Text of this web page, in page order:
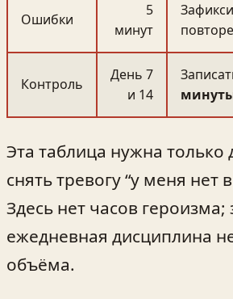
Ошибки
5
минут
Контроль
День 7
и 14
Эта таблица нужна только
снять тревогу “у меня нет
Здесь нет часов героизма;
ежедневная дисциплина
объёма.